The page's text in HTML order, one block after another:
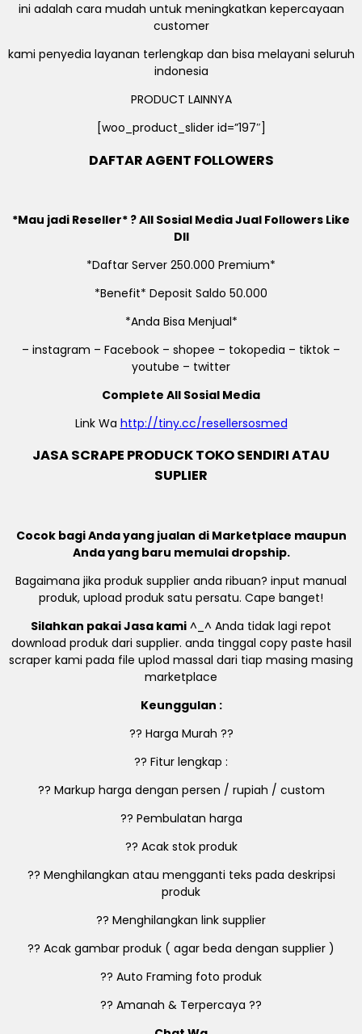
ini adalah cara mudah untuk meningkatkan kepercayaan
customer
kami penyedia layanan terlengkap dan bisa melayani seluruh
indonesia
PRODUCT LAINNYA
[woo_product_slider id=”197″]
DAFTAR AGENT FOLLOWERS
*Mau jadi Reseller* ? All Sosial Media Jual Followers Like
Dll
*Daftar Server 250.000 Premium*
*Benefit* Deposit Saldo 50.000
*Anda Bisa Menjual*
– instagram – Facebook – shopee – tokopedia – tiktok –
youtube – twitter
Complete All Sosial Media
Link Wa http://tiny.cc/resellersosmed
JASA SCRAPE PRODUCK TOKO SENDIRI ATAU
SUPLIER
Cocok bagi Anda yang jualan di Marketplace maupun
Anda yang baru memulai dropship.
Bagaimana jika produk supplier anda ribuan? input manual
produk, upload produk satu persatu. Cape banget!
Silahkan pakai Jasa kami ^_^ Anda tidak lagi repot
download produk dari supplier. anda tinggal copy paste hasil
scraper kami pada file uplod massal dari tiap masing masing
marketplace
Keunggulan :
?? Harga Murah ??
?? Fitur lengkap :
?? Markup harga dengan persen / rupiah / custom
?? Pembulatan harga
?? Acak stok produk
?? Menghilangkan atau mengganti teks pada deskripsi
produk
?? Menghilangkan link supplier
?? Acak gambar produk ( agar beda dengan supplier )
?? Auto Framing foto produk
?? Amanah & Terpercaya ??